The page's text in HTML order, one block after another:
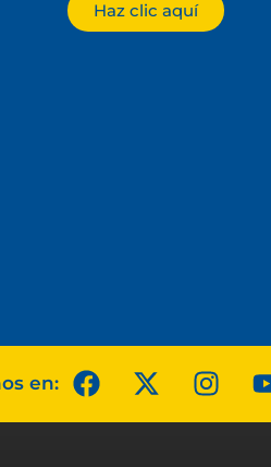
Haz clic aquí
en: